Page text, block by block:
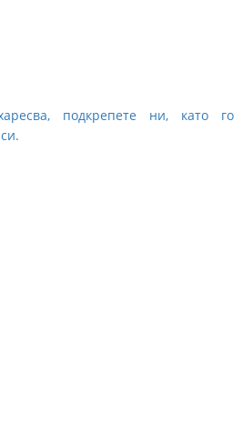
подкрепете ни, като го